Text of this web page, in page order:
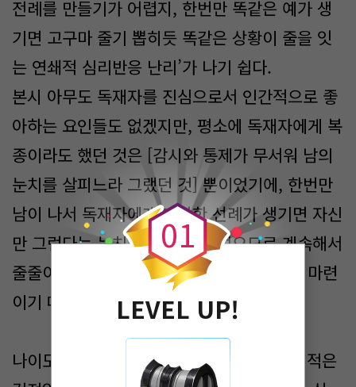
전례를 만들기가 어렵지, 한번만 똑같은 예가 생
기면 고구마 줄기 뽑히듯 똑같은 상황이 줄을 잇
는 연쇄적 심리반응 난리’가 나기 쉽다.
본시 아무도 독재자를 진심으로서 인간적으로 좋
아하는 요인들도 없겠지만, 평소에 독재자에게 복
종이라도 했던 것은 [감시와 통제가 무서워 남의
눈치를 살피느라 그랬던 것] 뿐이었기에, 한번만
남이 나서 독재자에게 대항한 선례가 생기면 자신
만 그런다는 눈치를 볼 필요가 없으므로 계속해서
줄줄이 독재자에게 대항하는 자들이 생기기 마련
이기 때문이다.
나이도 어리고, 배운 것과 경험한 것도 극히 적은
0
0
1
LEVEL UP!